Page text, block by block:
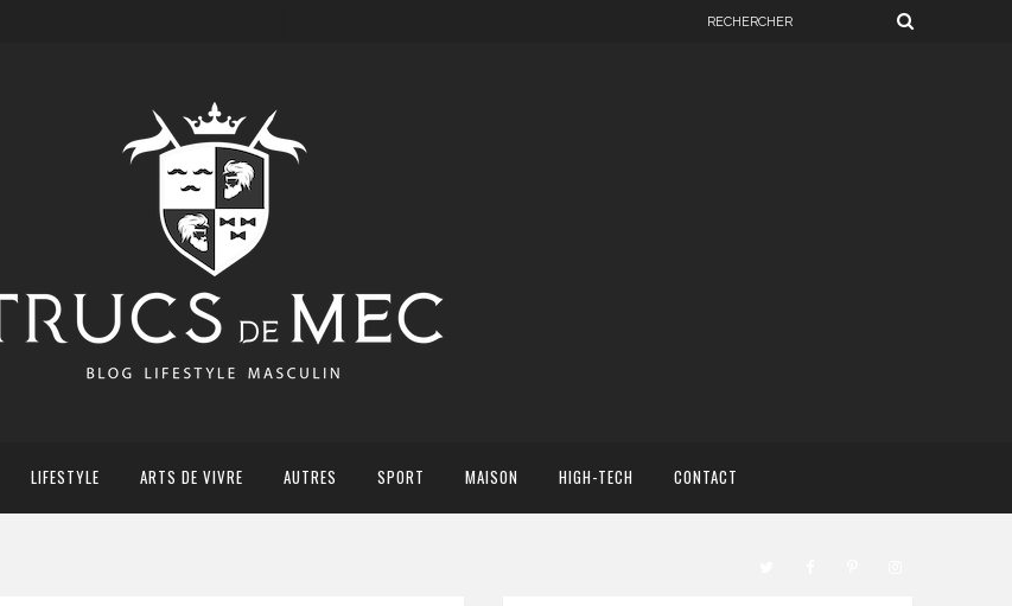
LIFESTYLE ARTS DE VIVRE AUTRES SPORT MAISON HIGH-TECH CONTACT